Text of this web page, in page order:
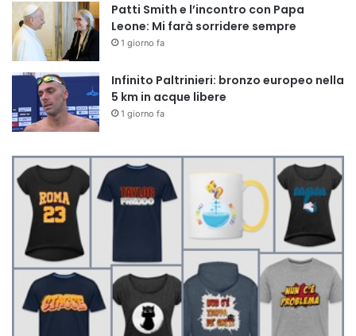
Patti Smith e l’incontro con Papa
Leone: Mi farà sorridere sempre
1 giorno fa
Infinito Paltrinieri: bronzo europeo nella
5 km in acque libere
1 giorno fa